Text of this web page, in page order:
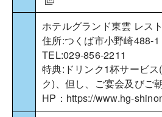
ホテルグランド東雲 レス
住所:つくば市小野崎488-1
TEL:029-856-2211
特典:ドリンク1杯サービ
ク)、但し、ご宴会及びご
HP： https://www.hg-